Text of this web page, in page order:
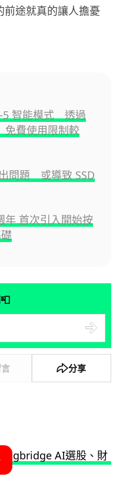
途就真的讓人擔憂
5 智能模式 透過
費使用限制較
問題 或導致 SSD
首次引入開始按
📮
分享